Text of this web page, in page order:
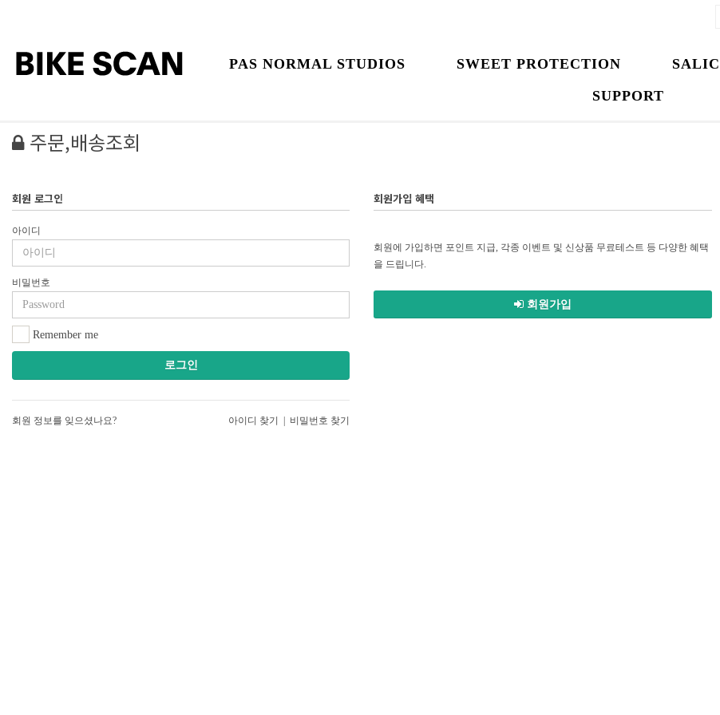
PAS NORMAL STUDIOS SWEET PROTECTION
SUPPORT
주문,배송조회
회원 로그인
아이디
비밀번호
Remember me
로그인
회원 정보를 잊으셨나요? 아이디 찾기 비밀번호 찾기
회원가입 혜택
회원에 가입하면 포인트 지급, 각종 이벤트 및 신상품 무료테스트 등 다양한 혜택
을 드립니다.
회원가입